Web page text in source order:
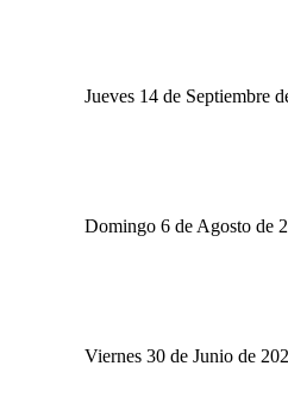
Jueves 14 de Septiembre
Domingo 6 de Agosto de
Viernes 30 de Junio de